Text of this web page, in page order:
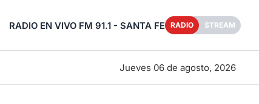
RADIO EN VIVO FM 91.1 - SANTA FE RADIO STREAM
Jueves 06 de agosto, 2026